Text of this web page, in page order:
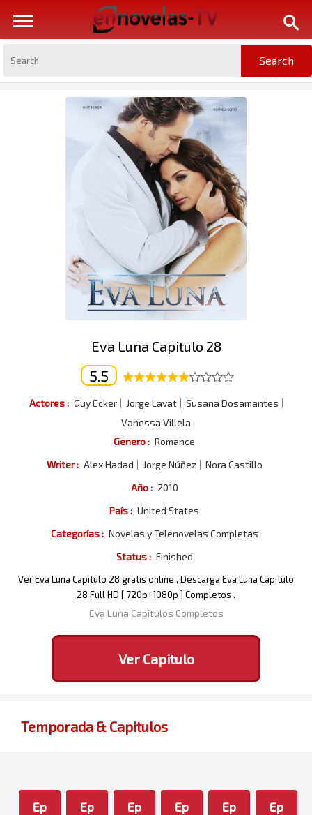
Eva Luna Capitulo 28
5.5
Actores : Guy Ecker Jorge Lavat
Susana Dosamantes
Vanessa Villela
Genero : Romance
Writer : Alex Hadad Jorge Núñez
Nora Castillo
Año : 2010
País : United States
Categorías : Novelas y Telenovelas Completas
Status : Finished
Ver Eva Luna Capitulo 28 gratis online , Descarga Eva Luna Capitulo
28 Full HD [ 720p+1080p ] Completos .
Eva Luna Capitulos Completos
Ver Capitulo
Temporada & Capitulos
Ep Ep Ep Ep Ep Ep